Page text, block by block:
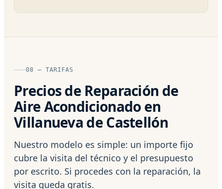
08 — TARIFAS
Precios de Reparación de
Aire Acondicionado en
Villanueva de Castellón
Nuestro modelo es simple: un importe fijo
cubre la visita del técnico y el presupuesto
por escrito. Si procedes con la reparación, la
visita queda gratis.